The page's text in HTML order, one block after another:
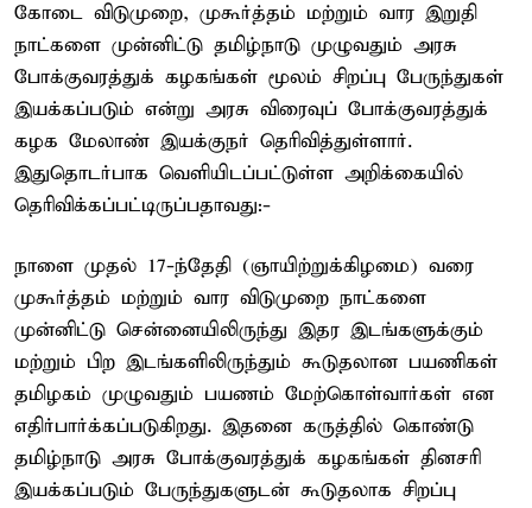
கோடை விடுமுறை, முகூர்த்தம் மற்றும் வார இறுதி
நாட்களை முன்னிட்டு தமிழ்நாடு முழுவதும் அரசு
போக்குவரத்துக் கழகங்கள் மூலம் சிறப்பு பேருந்துகள்
இயக்கப்படும் என்று அரசு விரைவுப் போக்குவரத்துக்
கழக மேலாண் இயக்குநர் தெரிவித்துள்ளார்.
இதுதொடர்பாக வெளியிடப்பட்டுள்ள அறிக்கையில்
தெரிவிக்கப்பட்டிருப்பதாவது:-
நாளை முதல் 17-ந்தேதி (ஞாயிற்றுக்கிழமை) வரை
முகூர்த்தம் மற்றும் வார விடுமுறை நாட்களை
முன்னிட்டு சென்னையிலிருந்து இதர இடங்களுக்கும்
மற்றும் பிற இடங்களிலிருந்தும் கூடுதலான பயணிகள்
தமிழகம் முழுவதும் பயணம் மேற்கொள்வார்கள் என
எதிர்பார்க்கப்படுகிறது. இதனை கருத்தில் கொண்டு
தமிழ்நாடு அரசு போக்குவரத்துக் கழகங்கள் தினசரி
இயக்கப்படும் பேருந்துகளுடன் கூடுதலாக சிறப்பு